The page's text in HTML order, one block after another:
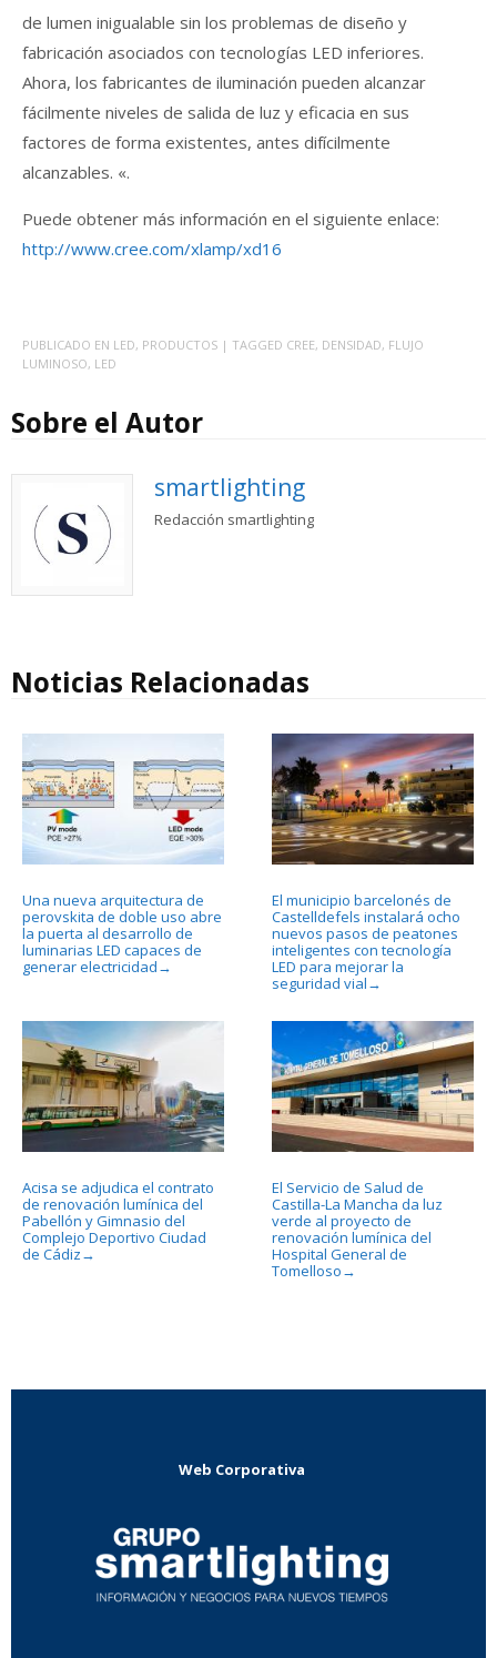
de lumen inigualable sin los problemas de diseño y
fabricación asociados con tecnologías LED inferiores.
Ahora, los fabricantes de iluminación pueden alcanzar
fácilmente niveles de salida de luz y eficacia en sus
factores de forma existentes, antes difícilmente
alcanzables. «.
Puede obtener más información en el siguiente enlace:
http://www.cree.com/xlamp/xd16
PUBLICADO EN LED, PRODUCTOS | TAGGED CREE, DENSIDAD, FLUJO
LUMINOSO, LED
Sobre el Autor
smartlighting
Redacción smartlighting
Noticias Relacionadas
Una nueva arquitectura de
perovskita de doble uso abre
la puerta al desarrollo de
luminarias LED capaces de
generar electricidad →
El municipio barcelonés de
Castelldefels instalará ocho
nuevos pasos de peatones
inteligentes con tecnología
LED para mejorar la
seguridad vial →
Acisa se adjudica el contrato
de renovación lumínica del
Pabellón y Gimnasio del
Complejo Deportivo Ciudad
de Cádiz →
El Servicio de Salud de
Castilla-La Mancha da luz
verde al proyecto de
renovación lumínica del
Hospital General de
Tomelloso →
Web Corporativa